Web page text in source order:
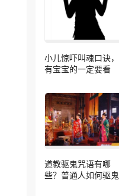
小儿惊吓叫魂口诀，
有宝宝的一定要看
道教驱鬼咒语有哪
些？普通人如何驱鬼